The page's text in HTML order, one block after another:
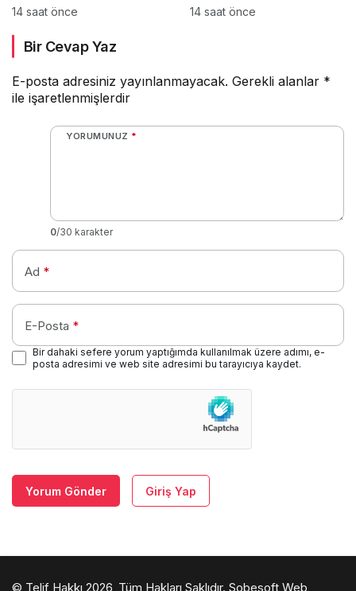
uçakta sürpriz konser
14 saat önce
ABD hava yolu
14 saat önce
Bir Cevap Yaz
E-posta adresiniz yayınlanmayacak. Gerekli alanlar *
ile işaretlenmişlerdir
YORUMUNUZ *
0/30 karakter
Ad *
E-Posta *
Bir dahaki sefere yorum yaptığımda kullanılmak üzere adımı, e-
posta adresimi ve web site adresimi bu tarayıcıya kaydet.
Yorum Gönder Giriş Yap
© Telif Hakkı 2026, Tüm Hakları Saklıdır. Sobesoft Web